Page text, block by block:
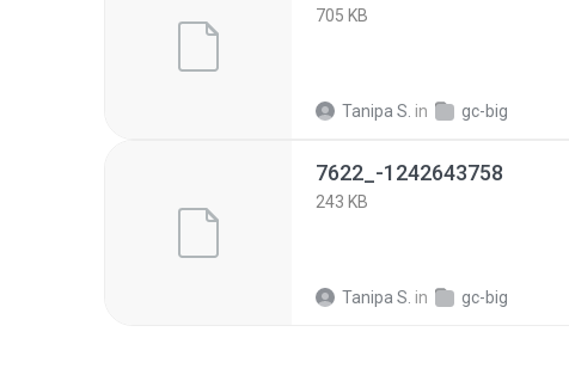
705 KB
Tanipa S. in gc-big
7622_-1242643758
243 KB
Tanipa S. in gc-big